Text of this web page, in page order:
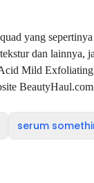
yang sepertinya
dan lainnya,
Mild Exfoliating
BeautyHaul.com
serum